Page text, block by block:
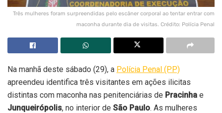
Três mulheres foram surpreendidas pelo escâner corporal ao tentar entrar com
maconha durante dia de visitas. Crédito: Polícia Penal
Na manhã deste sábado (29), a Polícia Penal (PP)
apreendeu identifica três visitantes em ações ilicitas
distintas com maconha nas penitenciárias de Pracinha e
Junqueirópolis, no interior de São Paulo. As mulheres